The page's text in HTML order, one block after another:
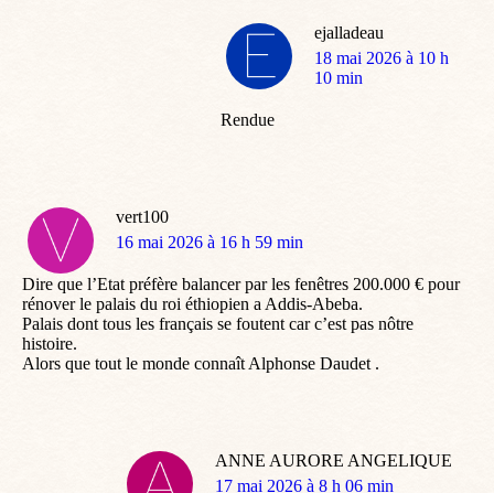
ejalladeau
dit
:
18 mai 2026 à 10 h
10 min
Rendue
vert100
dit
16 mai 2026 à 16 h 59 min
Dire que l’Etat préfère balancer par les fenêtres 200.000 € pour
rénover le palais du roi éthiopien a Addis-Abeba.
Palais dont tous les français se foutent car c’est pas nôtre
histoire.
Alors que tout le monde connaît Alphonse Daudet .
ANNE AURORE ANGELIQUE
dit
17 mai 2026 à 8 h 06 min